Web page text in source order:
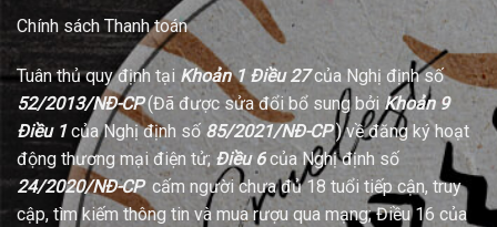
Chính sách Thanh toán
Tuân thủ quy định tại Khoản 1 Điều 27của Nghị định số
52/2013/NĐ-CP(Đã được sửa đổi bổ sung bởi Khoản 9
Điều 1của Nghị định số 85/2021/NĐ-CP) về đăng ký hoạt
động thương mại điện tử; Điều 6của Nghị định số
24/2020/NĐ-CPcấm người chưa đủ 18 tuổi tiếp cận, truy
cập, tìm kiếm thông tin và mua rượu qua mạng; Điều 16 của